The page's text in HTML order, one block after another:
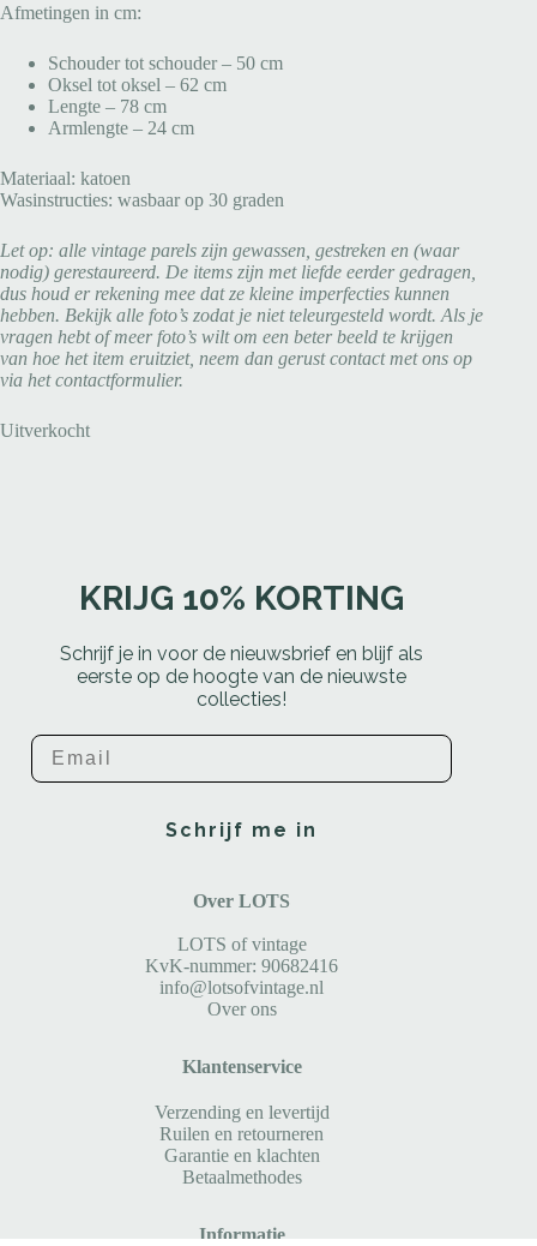
Afmetingen in cm:
Schouder tot schouder – 50 cm
Oksel tot oksel – 62 cm
Lengte – 78 cm
Armlengte – 24 cm
Materiaal: katoen
Wasinstructies: wasbaar op 30 graden
Let op: alle vintage parels zijn gewassen, gestreken en (waar
nodig) gerestaureerd. De items zijn met liefde eerder gedragen,
dus houd er rekening mee dat ze kleine imperfecties kunnen
hebben. Bekijk alle foto’s zodat je niet teleurgesteld wordt. Als je
vragen hebt of meer foto’s wilt om een beter beeld te krijgen
van hoe het item eruitziet, neem dan gerust contact met ons op
via het contactformulier.
Uitverkocht
KRIJG 10% KORTING
Schrijf je in voor de nieuwsbrief en blijf als
eerste op de hoogte van de nieuwste
collecties!
Email
Schrijf me in
Over LOTS
LOTS of vintage
KvK-nummer: 90682416
info@lotsofvintage.nl
Over ons
Klantenservice
Verzending en levertijd
Ruilen en retourneren
Garantie en klachten
Betaalmethodes
Informatie